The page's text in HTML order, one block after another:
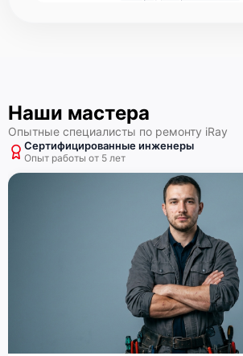
Наши мастера
Опытные специалисты по ремонту iRay
Сертифицированные инженеры
Опыт работы от 5 лет